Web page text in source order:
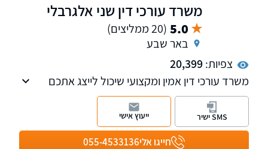
משרד עורכי דין שני אלגרבלי
5.0 (20 ממליצים)
באר שבע
צפיות:20,399
משרד עורכי דין אמין ומקצועי שיכול לייצג אתכם
בכל ענייניכם המשפטיים, תוך התמקדות בעבירות
פליליות ותעבורה. הניסיון שלנו יכול להבטיח את
התוצאות הטובות ביותר האפשריות עבור המקרה
שלך. אנו מייצגים את לקוחותינו בכל רחבי הארץ.
חייגו אלי055-4533136
SMS ישיר ייעוץ אישי